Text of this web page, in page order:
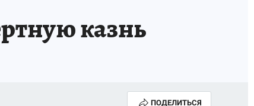
казнь
ПОДЕЛИТЬСЯ